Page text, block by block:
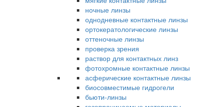
ночные линзы
однодневные контактные линзы
ортокератологические линзы
оттеночные линзы
проверка зрения
раствор для контактных линз
фотохромные контактные линзы
асферические контактные линзы
биосовместимые гидрогели
бьюти-линзы